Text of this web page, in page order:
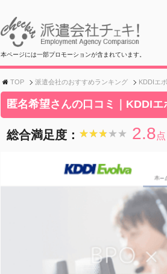
本ページには一部プロモーションが含まれています。
TOP 派遣会社のおすすめランキング KDDIエ
匿名希望さんの口コミ｜KDDI
総合満足度： ★★★★★
★★★★★ 2.8点